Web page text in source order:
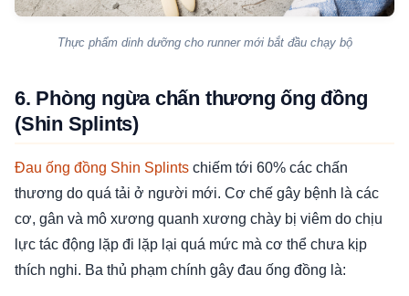
Thực phẩm dinh dưỡng cho runner mới bắt đầu chạy bộ
6. Phòng ngừa chấn thương ống đồng
(Shin Splints)
Đau ống đồng Shin Splints chiếm tới 60% các chấn
thương do quá tải ở người mới. Cơ chế gây bệnh là các
cơ, gân và mô xương quanh xương chày bị viêm do chịu
lực tác động lặp đi lặp lại quá mức mà cơ thể chưa kịp
thích nghi. Ba thủ phạm chính gây đau ống đồng là: